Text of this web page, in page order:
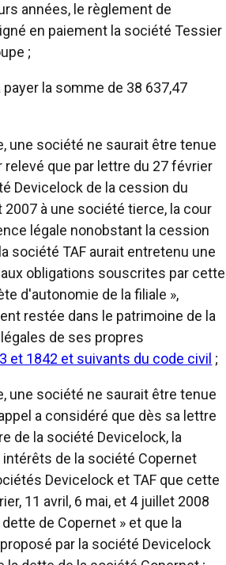
années, le règlement de
en paiement la société Tessier
;
la somme de 38 637,47
une société ne saurait être tenue
que par lettre du 27 février
Devicelock de la cession du
à une société tierce, la cour
légale nonobstant la cession
société TAF aurait entretenu une
obligations souscrites par cette
d'autonomie de la filiale »,
restée dans le patrimoine de la
de ses propres
et 1842 et suivants du code civil ;
une société ne saurait être tenue
a considéré que dès sa lettre
de la société Devicelock, la
de la société Copernet
Devicelock et TAF que cette
11 avril, 6 mai, et 4 juillet 2008
de Copernet » et que la
par la société Devicelock